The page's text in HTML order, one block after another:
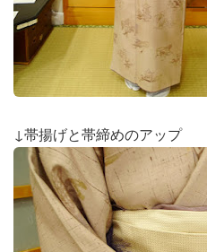
↓帯揚げと帯締めのアップ